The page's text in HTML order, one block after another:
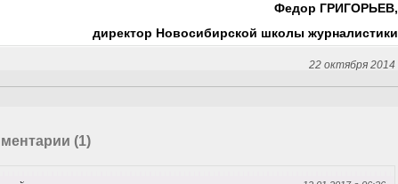
Федор ГРИГОРЬЕВ,
директор Новосибирской школы журналистики
22 октября 2014
(1)